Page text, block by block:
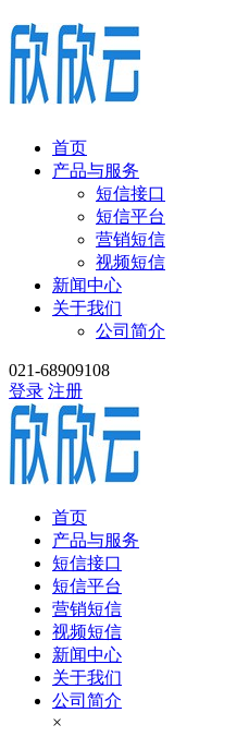
首页
产品与服务
短信接口
短信平台
营销短信
视频短信
新闻中心
关于我们
公司简介
021-68909108
登录 注册
首页
产品与服务
短信接口
短信平台
营销短信
视频短信
新闻中心
关于我们
公司简介
×